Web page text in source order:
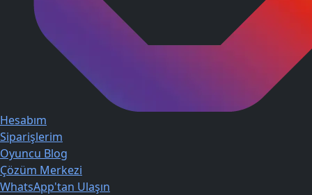
Hesabım
Siparişlerim
Oyuncu Blog
Çözüm Merkezi
WhatsApp'tan Ulaşın